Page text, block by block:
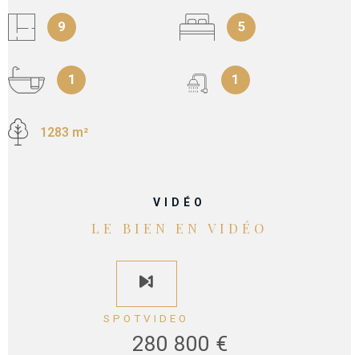
9 5
1 1
1283 m²
VIDÉO
LE BIEN EN VIDÉO
SPOTVIDEO
280 800 €